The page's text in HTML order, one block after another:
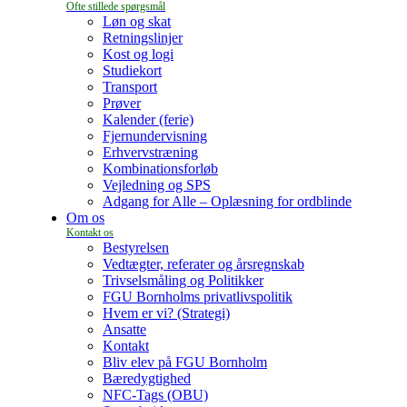
Løn og skat
Retningslinjer
Kost og logi
Studiekort
Transport
Prøver
Kalender (ferie)
Fjernundervisning
Erhvervstræning
Kombinationsforløb
Vejledning og SPS
Adgang for Alle – Oplæsning for ordblinde
Om os
Bestyrelsen
Vedtægter, referater og årsregnskab
Trivselsmåling og Politikker
FGU Bornholms privatlivspolitik
Hvem er vi? (Strategi)
Ansatte
Kontakt
Bliv elev på FGU Bornholm
Bæredygtighed
NFC-Tags (OBU)